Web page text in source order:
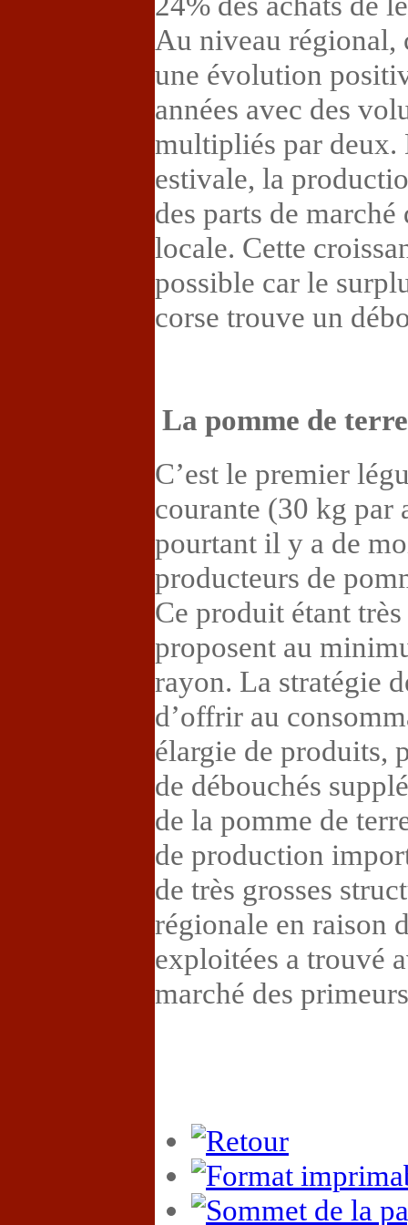
Au niveau régional,
une évolution
années avec des
multipliés par deux.
estivale, la
des parts de
locale. Cette
possible car le
corse trouve un
La pomme de
C’est le premier
courante (30 kg par
pourtant il y a de
producteurs de
Ce produit étant
proposent au
rayon. La stratégie
d’offrir au
élargie de produits,
de débouchés
de la pomme de
de production
de très grosses
régionale en raison
exploitées a trouvé
marché des